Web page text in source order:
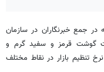
در جمع خبرنگاران در سازمان
گوشت قرمز و سفید گرم و
تنظیم بازار در نقاط مختلف